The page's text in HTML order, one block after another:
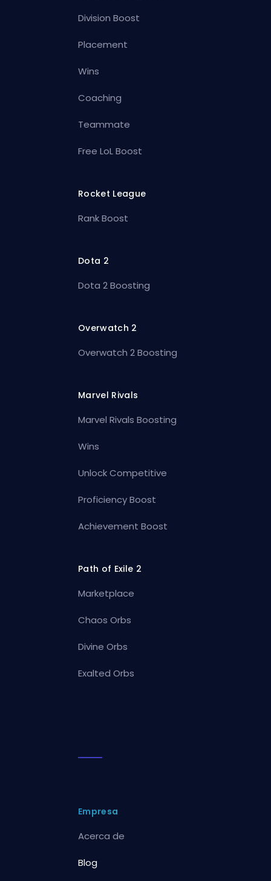
Division Boost
Placement
Wins
Coaching
Teammate
Free LoL Boost
Rocket League
Rank Boost
Dota 2
Dota 2 Boosting
Overwatch 2
Overwatch 2 Boosting
Marvel Rivals
Marvel Rivals Boosting
Wins
Unlock Competitive
Proficiency Boost
Achievement Boost
Path of Exile 2
Marketplace
Chaos Orbs
Divine Orbs
Exalted Orbs
Empresa
Acerca de
Blog